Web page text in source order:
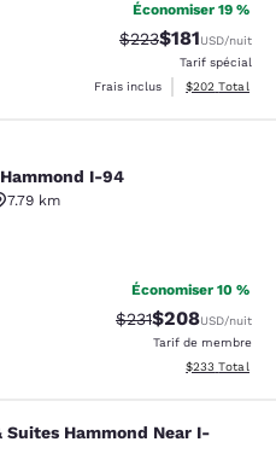
Économiser 19 %
Tarif barré :
$223Tarif réduit :
$181USD/nuit
Tarif spécial
Frais inclus
Afficher les
$202 Total
I-94
I-94
7.79 km
1032 commentaires
Économiser 10 %
Tarif barré :
$231Tarif réduit :
$208USD/nuit
Tarif de membre
Afficher les
$233 Total
Hammond
Suites Hammond Near I-